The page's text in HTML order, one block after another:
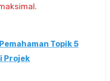
Topik 5
Projek